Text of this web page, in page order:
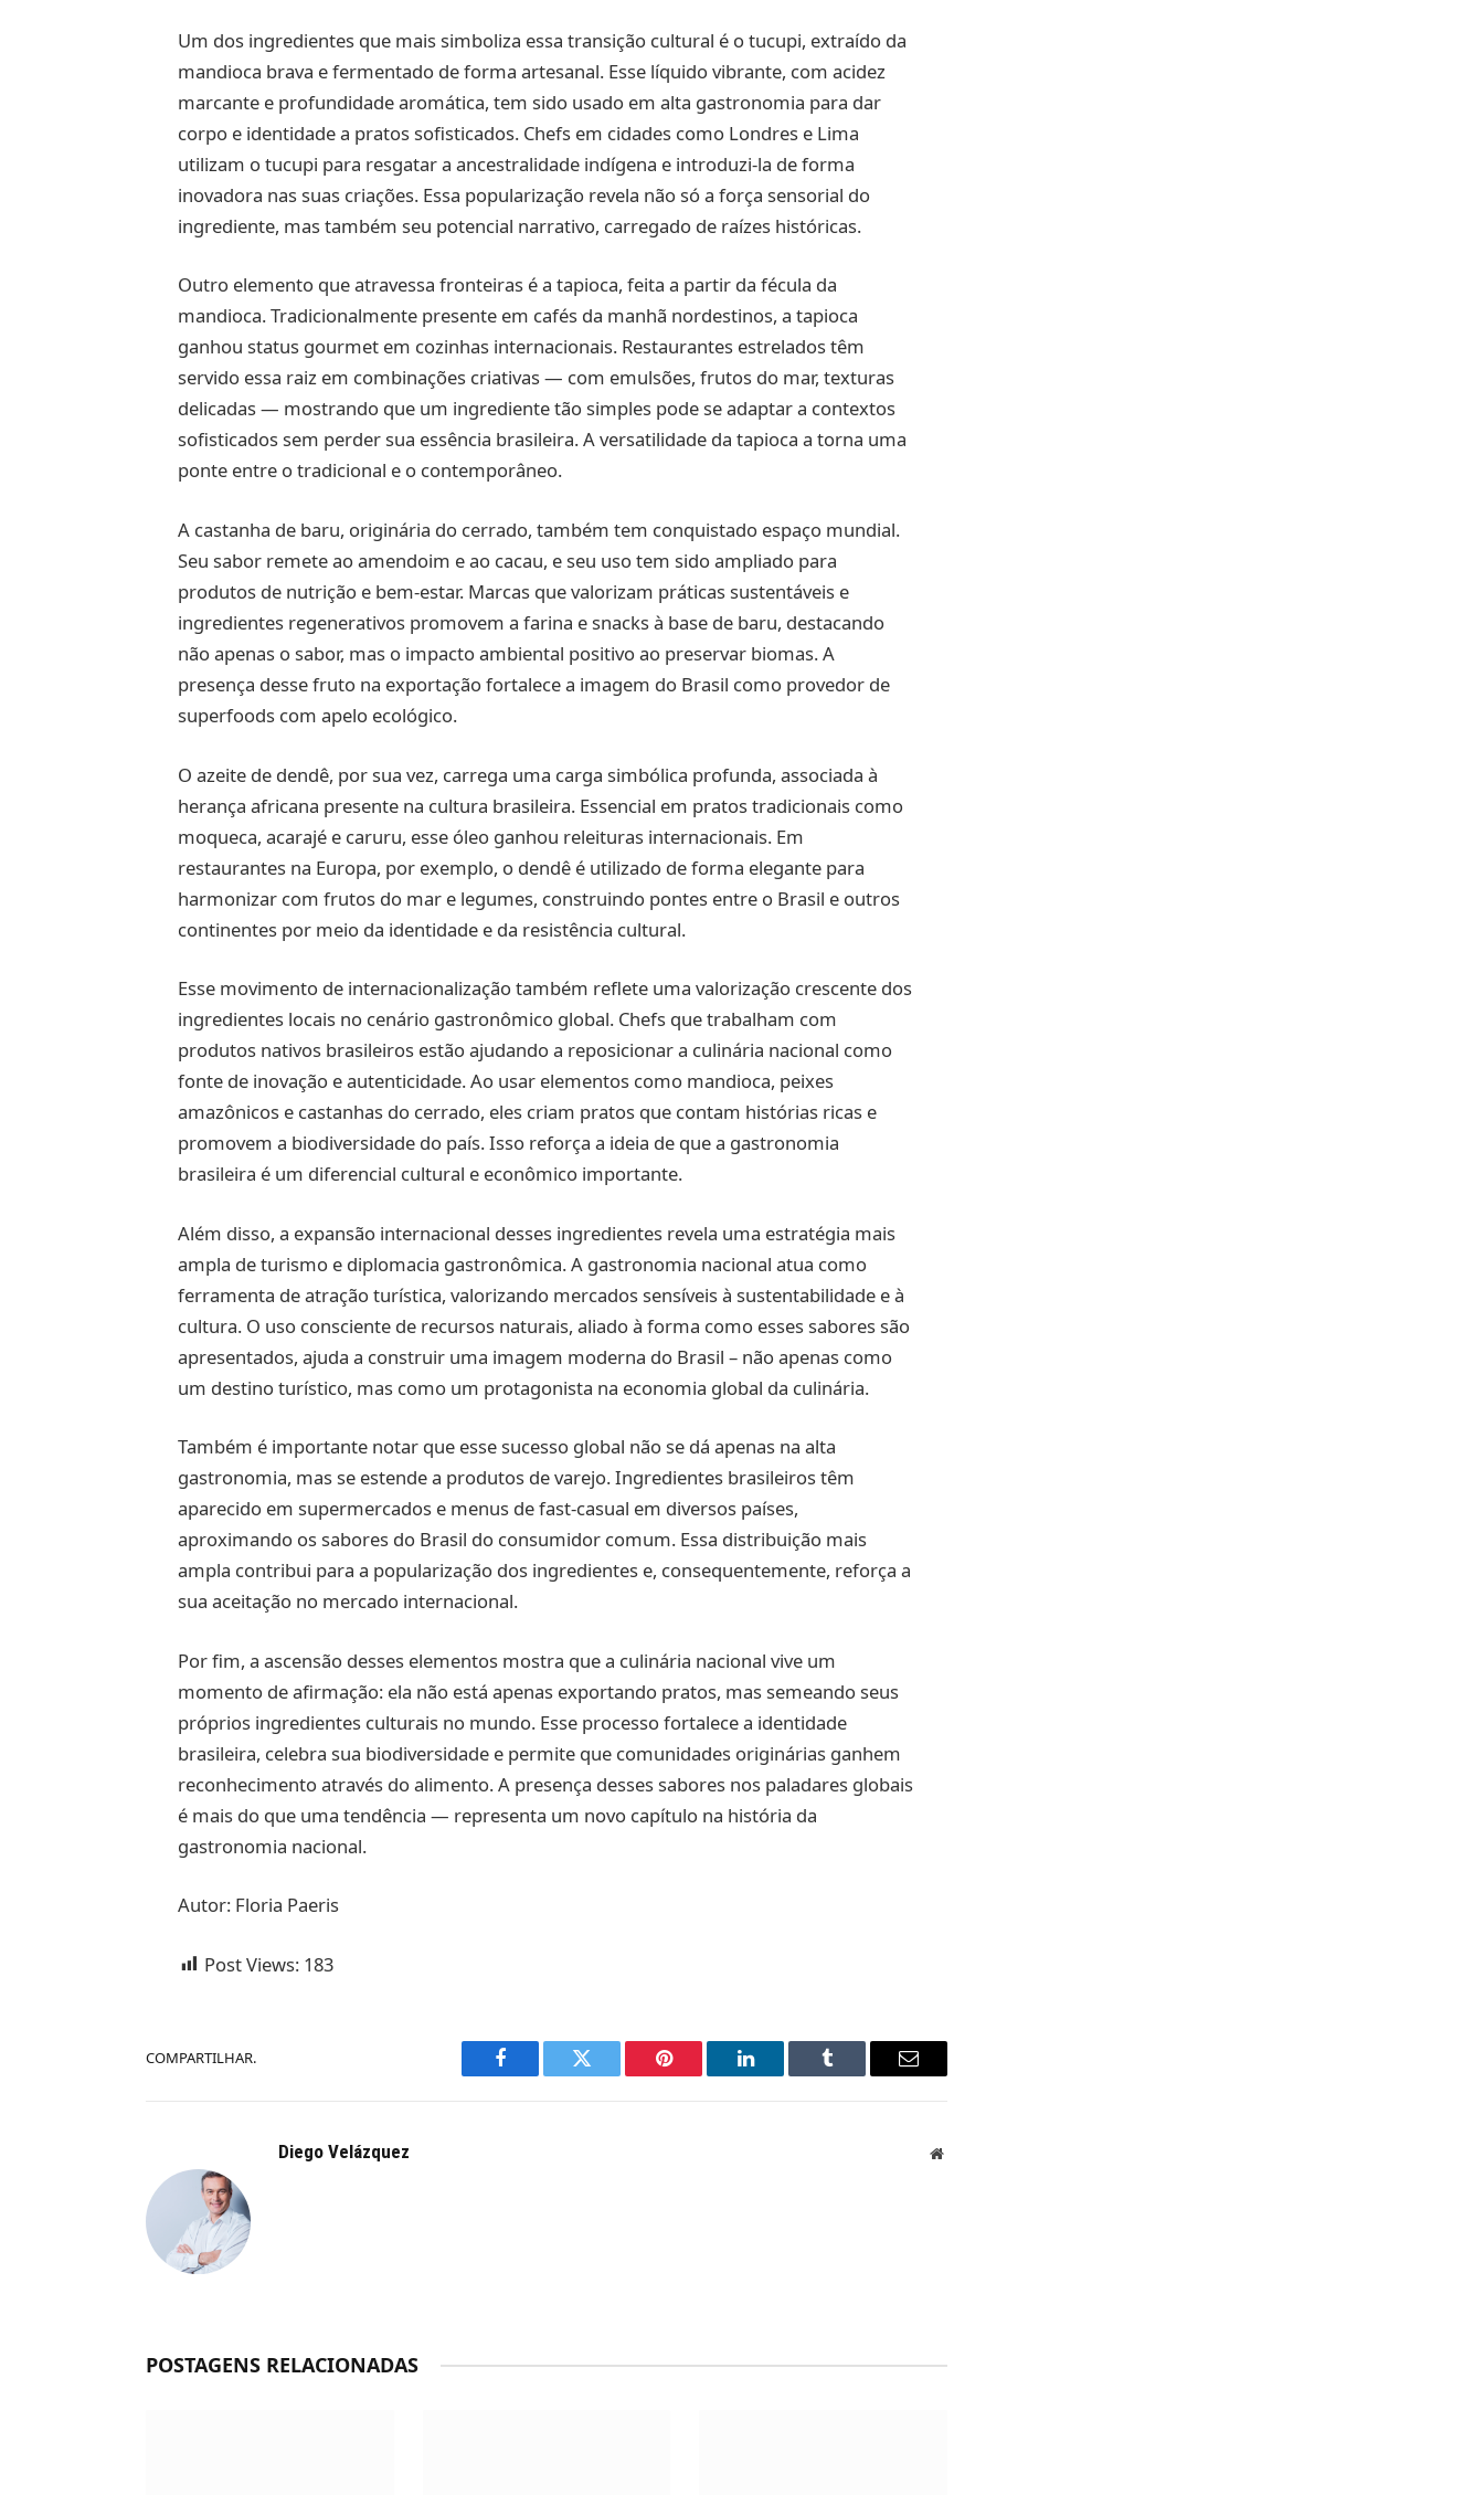
Um dos ingredientes que mais simboliza essa transição cultural é o tucupi, extraído da
mandioca brava e fermentado de forma artesanal. Esse líquido vibrante, com acidez
marcante e profundidade aromática, tem sido usado em alta gastronomia para dar
corpo e identidade a pratos sofisticados. Chefs em cidades como Londres e Lima
utilizam o tucupi para resgatar a ancestralidade indígena e introduzi-la de forma
inovadora nas suas criações. Essa popularização revela não só a força sensorial do
ingrediente, mas também seu potencial narrativo, carregado de raízes históricas.
Outro elemento que atravessa fronteiras é a tapioca, feita a partir da fécula da
mandioca. Tradicionalmente presente em cafés da manhã nordestinos, a tapioca
ganhou status gourmet em cozinhas internacionais. Restaurantes estrelados têm
servido essa raiz em combinações criativas — com emulsões, frutos do mar, texturas
delicadas — mostrando que um ingrediente tão simples pode se adaptar a contextos
sofisticados sem perder sua essência brasileira. A versatilidade da tapioca a torna uma
ponte entre o tradicional e o contemporâneo.
A castanha de baru, originária do cerrado, também tem conquistado espaço mundial.
Seu sabor remete ao amendoim e ao cacau, e seu uso tem sido ampliado para
produtos de nutrição e bem-estar. Marcas que valorizam práticas sustentáveis e
ingredientes regenerativos promovem a farina e snacks à base de baru, destacando
não apenas o sabor, mas o impacto ambiental positivo ao preservar biomas. A
presença desse fruto na exportação fortalece a imagem do Brasil como provedor de
superfoods com apelo ecológico.
O azeite de dendê, por sua vez, carrega uma carga simbólica profunda, associada à
herança africana presente na cultura brasileira. Essencial em pratos tradicionais como
moqueca, acarajé e caruru, esse óleo ganhou releituras internacionais. Em
restaurantes na Europa, por exemplo, o dendê é utilizado de forma elegante para
harmonizar com frutos do mar e legumes, construindo pontes entre o Brasil e outros
continentes por meio da identidade e da resistência cultural.
Esse movimento de internacionalização também reflete uma valorização crescente dos
ingredientes locais no cenário gastronômico global. Chefs que trabalham com
produtos nativos brasileiros estão ajudando a reposicionar a culinária nacional como
fonte de inovação e autenticidade. Ao usar elementos como mandioca, peixes
amazônicos e castanhas do cerrado, eles criam pratos que contam histórias ricas e
promovem a biodiversidade do país. Isso reforça a ideia de que a gastronomia
brasileira é um diferencial cultural e econômico importante.
Além disso, a expansão internacional desses ingredientes revela uma estratégia mais
ampla de turismo e diplomacia gastronômica. A gastronomia nacional atua como
ferramenta de atração turística, valorizando mercados sensíveis à sustentabilidade e à
cultura. O uso consciente de recursos naturais, aliado à forma como esses sabores são
apresentados, ajuda a construir uma imagem moderna do Brasil – não apenas como
um destino turístico, mas como um protagonista na economia global da culinária.
Também é importante notar que esse sucesso global não se dá apenas na alta
gastronomia, mas se estende a produtos de varejo. Ingredientes brasileiros têm
aparecido em supermercados e menus de fast-casual em diversos países,
aproximando os sabores do Brasil do consumidor comum. Essa distribuição mais
ampla contribui para a popularização dos ingredientes e, consequentemente, reforça a
sua aceitação no mercado internacional.
Por fim, a ascensão desses elementos mostra que a culinária nacional vive um
momento de afirmação: ela não está apenas exportando pratos, mas semeando seus
próprios ingredientes culturais no mundo. Esse processo fortalece a identidade
brasileira, celebra sua biodiversidade e permite que comunidades originárias ganhem
reconhecimento através do alimento. A presença desses sabores nos paladares globais
é mais do que uma tendência — representa um novo capítulo na história da
gastronomia nacional.
Autor: Floria Paeris
Post Views: 183
COMPARTILHAR.
Facebook Twitter Pinterest LinkedIn Tumblr Email
Diego Velázquez Website
POSTAGENS RELACIONADAS